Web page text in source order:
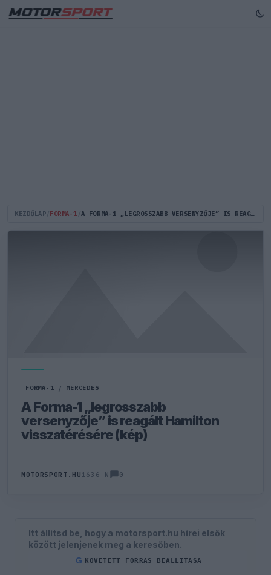
KEZDŐLAP FORMA-1 A FORMA-1 „LEGROSSZABB VERSENYZŐJE” IS REAGÁLT HAMILTON VISSZATÉRÉSÉRE (KÉP)
FORMA-1 / MERCEDES
A Forma-1 „legrosszabb
versenyzője” is reagált Hamilton
visszatérésére (kép)
MOTORSPORT.HU 1636 N 0
Itt állítsd be, hogy a motorsport.hu hírei elsők
között jelenjenek meg a keresőben.
G KÖVETETT FORRÁS BEÁLLÍTÁSA